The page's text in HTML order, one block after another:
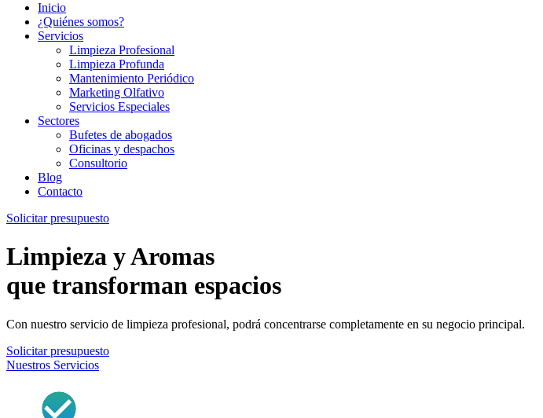
Inicio
¿Quiénes somos?
Servicios
Limpieza Profesional​
Limpieza Profunda
Mantenimiento Periódico
Marketing Olfativo
Servicios Especiales
Sectores
Bufetes de abogados
Oficinas y despachos
Consultorio
Blog
Contacto
Solicitar presupuesto
Limpieza y Aromas
que transforman espacios
Con nuestro servicio de limpieza profesional, podrá concentrarse completamente en su negocio principal.
Solicitar presupuesto
Nuestros Servicios